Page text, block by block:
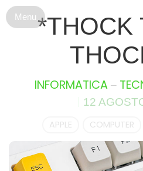
*THOCK
INFORMATICA–
12
APPLE COMPUTER